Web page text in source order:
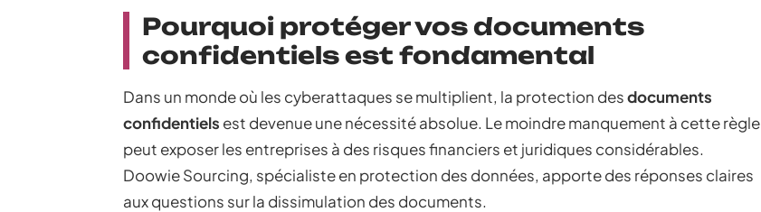
Pourquoi protéger vos documents
confidentiels est fondamental
Dans un monde où les cyberattaques se multiplient, la protection desdocuments
confidentiels est devenue une nécessité absolue. Le moindre manquement à cette règle
peut exposer les entreprises à des risques financiers et juridiques considérables.
Doowie Sourcing, spécialiste en protection des données, apporte des réponses claires
aux questions sur la dissimulation des documents.